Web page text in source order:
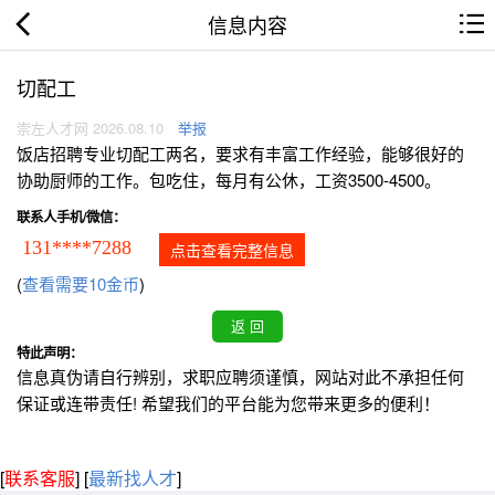
信息内容
切配工
崇左人才网 2026.08.10 举报
饭店招聘专业切配工两名，要求有丰富工作经验，能够很好的
协助厨师的工作。包吃住，每月有公休，工资3500-4500。
联系人手机/微信：
131****7288 点击查看完整信息
(查看需要10金币)
特此声明：
信息真伪请自行辨别，求职应聘须谨慎，网站对此不承担任何
保证或连带责任! 希望我们的平台能为您带来更多的便利！
[联系客服] [最新找人才]